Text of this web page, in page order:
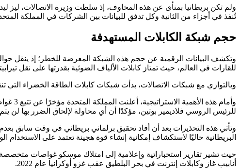
ولم تكن بريطانيا بمنأى عن هذه المخاوف، إذ سلطت وزيرة الاتصالات،
تُنفذ في أجزاء من الثانية وكل تدفق للبيانات بين الشركات في المملكة
حجم شبكة الكابلات المستهدفة
للقارات في العالم، حيث تمتاز كابلات الألياف الضوئية بقدرتها على نقل
وبالتوازي مع شبكات الاتصالات، بدأت شبكات كابلات الطاقة الخضراء التي
للرئيس الروسي فلاديمير بوتين، مؤكدًا أن أي محاولة لإلحاق الضرر بها لن
وتأتي هذه التحذيرات بعد أن أفاد تحقيق برلماني بريطاني في وقت سابق
البريطانية حاليًا لاستكشاف إمكانية إنشاء قوة هجينة تعتمد على
حيث تشير تقارير استخباراتية وإعلامية إلى امتلاك موسكو غواصات
أنابيب غاز وكابلات إنترنت في بحر البلطيق عقب غزو أوكرانيا عام 2022.